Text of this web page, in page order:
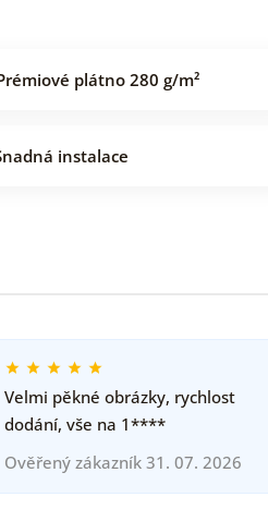
plátno 280 g/m²
instalace
Velmi pěkné obrázky, rychlost
dodání, vše na 1****
Ověřený zákazník 31. 07. 2026